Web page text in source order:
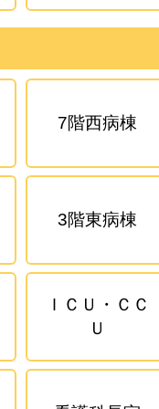
7階西病棟
3階東病棟
ＩＣＵ・ＣＣ
Ｕ